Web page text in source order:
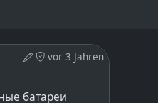
vor 3 Jahren
батареи